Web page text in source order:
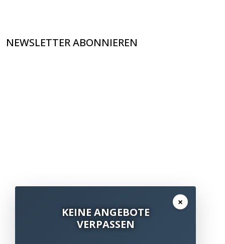
NEWSLETTER ABONNIEREN
×
KEINE ANGEBOTE
VERPASSEN